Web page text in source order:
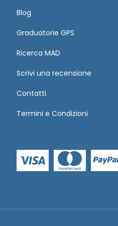
Blog
Graduatorie GPS
Ricerca MAD
Scrivi una recensione
Contatti
Termini e Condizioni